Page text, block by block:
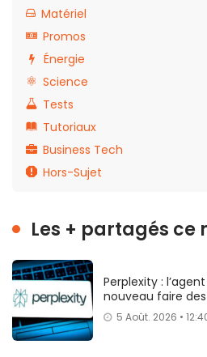
Matériel
Promos
Énergie
Science
Tests
Tutoriaux
Business Tech
Hors-Sujet
Les + partagés ce
Perplexity :
nouveau faire
5 Août. 2026 •